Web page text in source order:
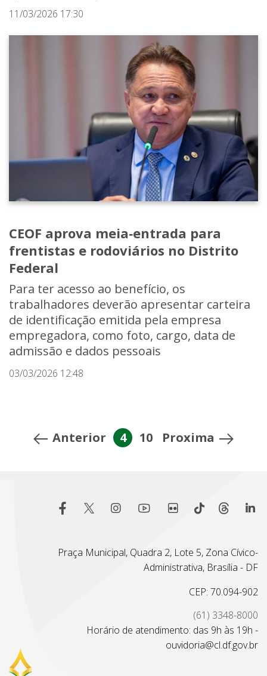
11/03/2026 17:30
CEOF aprova meia‑entrada para
frentistas e rodoviários no Distrito
Federal
Para ter acesso ao benefício, os
trabalhadores deverão apresentar carteira
de identificação emitida pela empresa
empregadora, como foto, cargo, data de
admissão e dados pessoais
03/03/2026 12:48
Anterior 4 10 Proxima
Praça Municipal, Quadra 2, Lote 5, Zona Cívico-
Administrativa, Brasília - DF
CEP: 70.094-902
(61) 3348-8000
Horário de atendimento: das 9h às 19h -
ouvidoria@cl.df.gov.br